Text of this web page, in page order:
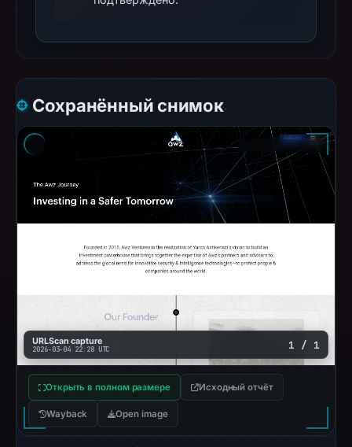
Сохранённый снимок
URLScan capture
2026-03-04 22:28 UTC 1 / 1
Открыть в полном размере Исходный отчёт
Wayback Open image